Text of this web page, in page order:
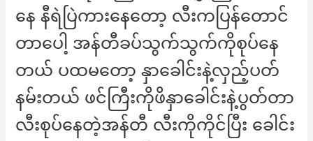
နေ နီရဲပြဲကားနေတော့ လီးကပြန်တောင်
တာပေါ့ အန်တီခပ်သွက်သွက်ကိုစုပ်နေ
တယ် ပထမတော့ နှာခေါင်းနဲ့လှည့်ပတ်
နမ်းတယ် ဖင်ကြီးကိုဖိနှာခေါင်းနဲ့ပွတ်တာ
လီးစုပ်နေတဲ့အန်တီ လီးကိုကိုင်ပြီး ခေါင်း